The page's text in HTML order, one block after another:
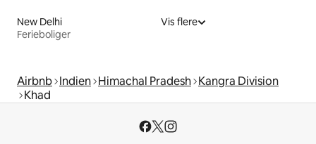
New Delhi
Ferieboliger
Vis flere
Airbnb Indien Himachal Pradesh Kangra Division
Khad